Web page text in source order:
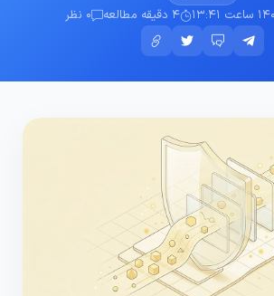
4 دقیقه مطالعه 0 نظر